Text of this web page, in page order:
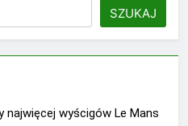
SZUKAJ
najwięcej wyścigów Le Mans